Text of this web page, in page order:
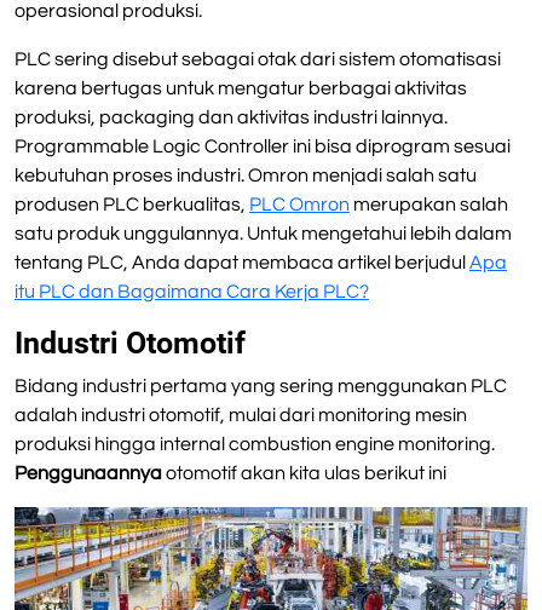
operasional produksi.
PLC sering disebut sebagai otak dari sistem otomatisasi
karena bertugas untuk mengatur berbagai aktivitas
produksi, packaging dan aktivitas industri lainnya.
Programmable Logic Controller ini bisa diprogram sesuai
kebutuhan proses industri. Omron menjadi salah satu
produsen PLC berkualitas, PLC Omron merupakan salah
satu produk unggulannya. Untuk mengetahui lebih dalam
tentang PLC, Anda dapat membaca artikel berjudul Apa
itu PLC dan Bagaimana Cara Kerja PLC?
Industri Otomotif
Bidang industri pertama yang sering menggunakan PLC
adalah industri otomotif, mulai dari monitoring mesin
produksi hingga internal combustion engine monitoring.
Penggunaannyaotomotif akan kita ulas berikut ini